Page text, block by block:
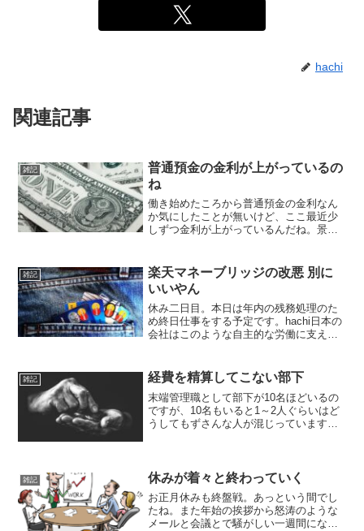
hachi
関連記事
雑記
普通預金の金利が上がっているの
ね
働き始めたころから普通預金の金利なん
か気にしたことが無いけど、ここ最近少
しずつ金利が上がっているんだね。景気
からすると、今後借りにくくなるのかな
ー。私が給与口座として使...
雑記
楽天マネーブリッジの改悪 別に
いいやん
休み二日目。本日は年内の残務処理のた
め終日仕事をする予定です。hachi日本の
会社はこのような自主的な労働に支えら
を紐づけて運用していると、楽天銀行の
預金残高に0.1％...
雑記 経費を精算してこない部下
末端管理職として部下が10名ほどいるの
ですが、10名もいると1～2人ぐらいはど
うしてもずさんな人が混じっています。
こないことに気づき...
雑記 休みが着々と終わっていく
お正月休みも終盤戦。あっという間でし
たね。また年始の挨拶から怒涛のような
メールと会議とで騒がしい一週間になる